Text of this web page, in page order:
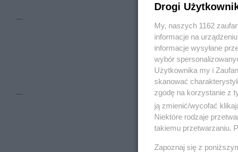
...
...
Drogi
My, naszych 1162
informacje na
informacje wysyłane
wybór
Użytkownika my i
skanować
zgodę na korzystanie z
ją zmienić/wycofać
Niektóre rodzaje
takiemu przetwarzaniu.
Zapoznaj się z